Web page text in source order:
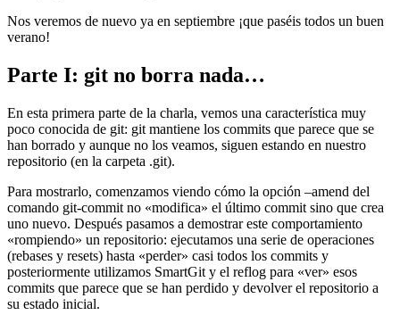
Nos veremos de nuevo ya en septiembre ¡que paséis todos un buen
verano!
Parte I: git no borra nada…
En esta primera parte de la charla, vemos una característica muy
poco conocida de git: git mantiene los commits que parece que se
han borrado y aunque no los veamos, siguen estando en nuestro
repositorio (en la carpeta .git).
Para mostrarlo, comenzamos viendo cómo la opción –amend del
comando git-commit no «modifica» el último commit sino que crea
uno nuevo. Después pasamos a demostrar este comportamiento
«rompiendo» un repositorio: ejecutamos una serie de operaciones
(rebases y resets) hasta «perder» casi todos los commits y
posteriormente utilizamos SmartGit y el reflog para «ver» esos
commits que parece que se han perdido y devolver el repositorio a
su estado inicial.